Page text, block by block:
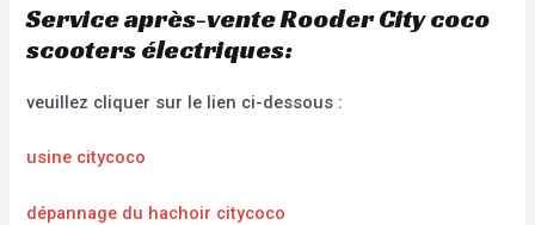
Service après-vente Rooder City coco
scooters électriques:
veuillez cliquer sur le lien ci-dessous :
usine citycoco
dépannage du hachoir citycoco